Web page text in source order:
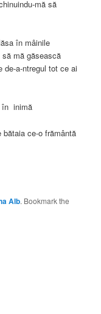
mă să
în mâinile
mă găsească
de-a-ntregul tot ce ai
în inimă
ce-o frământă
Alb. Bookmark the